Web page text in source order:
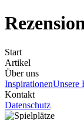
Start
Artikel
Über uns
InspirationenUnsere
Kontakt
Datenschutz